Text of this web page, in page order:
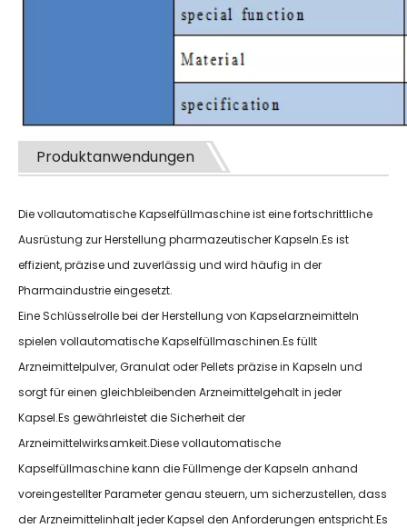
Produktanwendungen
Die vollautomatische Kapselfüllmaschine ist eine fortschrittliche
Ausrüstung zur Herstellung pharmazeutischer Kapseln.Es ist
effizient, präzise und zuverlässig und wird häufig in der
Pharmaindustrie eingesetzt.
Eine Schlüsselrolle bei der Herstellung von Kapselarzneimitteln
spielen vollautomatische Kapselfüllmaschinen.Es füllt
Arzneimittelpulver, Granulat oder Pellets präzise in Kapseln und
sorgt für einen gleichbleibenden Arzneimittelgehalt in jeder
Kapsel.Es gewährleistet die Sicherheit der
Arzneimittelwirksamkeit.Diese vollautomatische
Kapselfüllmaschine kann die Füllmenge der Kapseln anhand
voreingestellter Parameter genau steuern, um sicherzustellen, dass
der Arzneimittelinhalt jeder Kapsel den Anforderungen entspricht.Es